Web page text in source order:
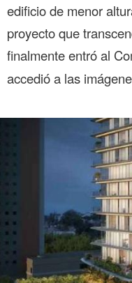
edificio de menor
proyecto que
finalmente entró al
accedió a las